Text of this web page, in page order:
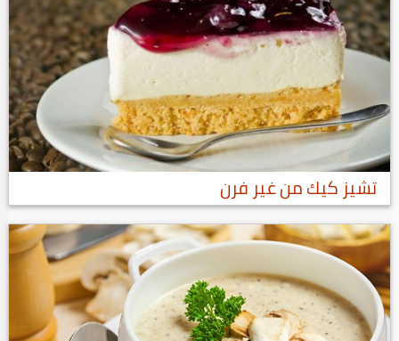
تشيز كيك من غير فرن